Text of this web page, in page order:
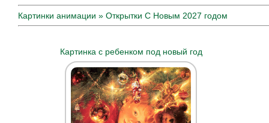
Картинки анимации » Открытки С Новым 2027 годом
Картинка с ребенком под новый год